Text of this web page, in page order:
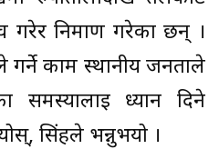
निर्माण गरेका छन् ।
गर्ने काम स्थानीय जनताले
ध्यान दिने
सिंहले भन्नुभयो ।